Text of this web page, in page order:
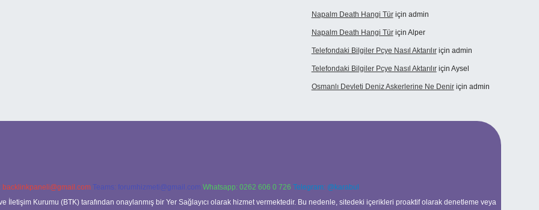
Napalm Death Hangi Türiçin admin
Napalm Death Hangi Türiçin Alper
Telefondaki Bilgiler Pcye Nasıl Aktarılıriçin admin
Telefondaki Bilgiler Pcye Nasıl Aktarılıriçin Aysel
Osmanlı Devleti Deniz Askerlerine Ne Deniriçin admin
backlinkpaneli@gmail.com Teams: forumhizmeti@gmail.com Whatsapp: 0262 606 0 726 Telegram: @karabul
İletişim Kurumu (BTK) tarafından onaylanmış bir Yer Sağlayıcı olarak hizmet vermektedir. Bu nedenle, sitedeki içerikleri proaktif olarak denetleme veya